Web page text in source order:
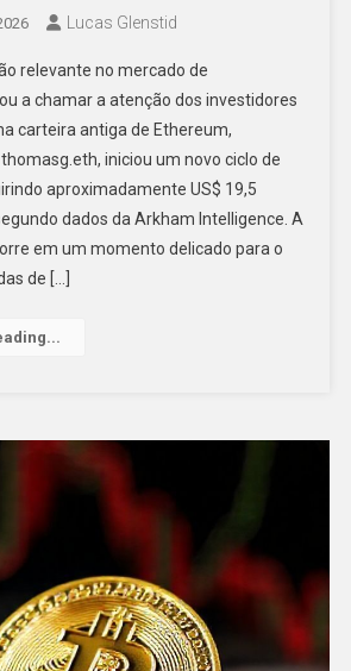
Lucas Glenstid
relevante no mercado de
a chamar a atenção dos investidores
carteira antiga de Ethereum,
iniciou um novo ciclo de
aproximadamente US$ 19,5
dados da Arkham Intelligence. A
em um momento delicado para o
de […]